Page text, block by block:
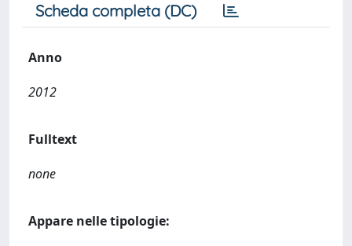
Scheda completa (DC)
Anno
2012
Fulltext
none
Appare nelle tipologie: